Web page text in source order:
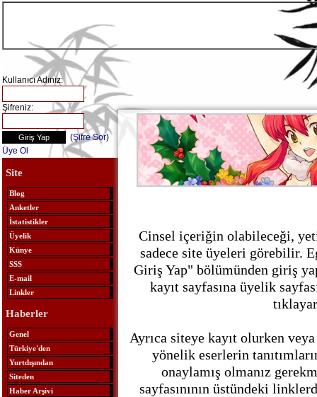
Kullanıcı Adınız:
Şifreniz:
(Şifre Sor)
Üye Ol
Site
Blog
Anketler
İstatistikler
Üyelik
Künye
SSS
E-mail
Linkler
Haberler
Genel
Türkiye'den
Yurtdışından
Siteden
Haber Arşivi
Cinsel içeriğin olabileceği,
sadece site üyeleri görebilir.
Giriş Yap" bölümünden giriş
kayıt sayfasına üyelik
Ayrıca siteye kayıt olurken
yönelik eserlerin
onaylamış olmanız
sayfasınının üstündeki